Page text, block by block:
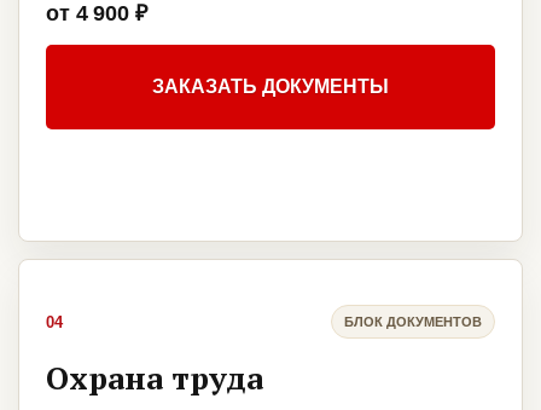
от 4 900 ₽
ЗАКАЗАТЬ ДОКУМЕНТЫ
04 БЛОК ДОКУМЕНТОВ
Охрана труда